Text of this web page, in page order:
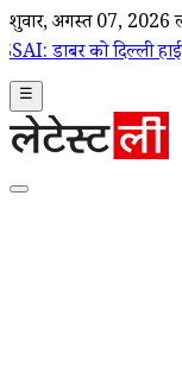
शुक्रवार, अगस्त 07, 2026
दिल्ली हाईकोर्ट से
☰